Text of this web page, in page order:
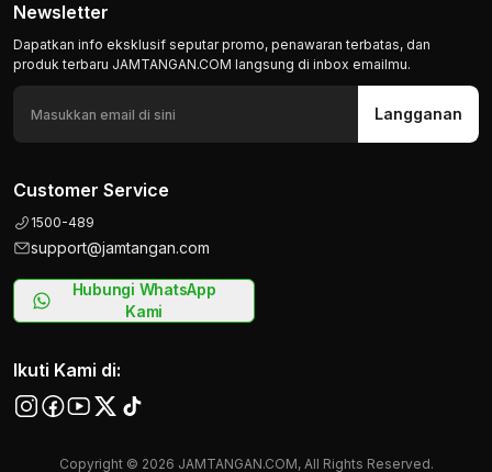
Newsletter
Dapatkan info eksklusif seputar promo, penawaran terbatas, dan
produk terbaru JAMTANGAN.COM langsung di inbox emailmu.
Langganan
Customer Service
1500-489
support@jamtangan.com
Hubungi WhatsApp
Kami
Ikuti Kami di:
Copyright © 2026 JAMTANGAN.COM, All Rights Reserved.